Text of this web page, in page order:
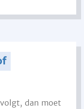
dan moet